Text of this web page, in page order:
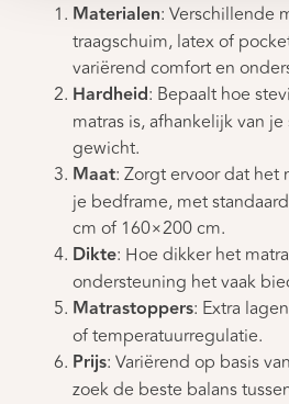
Materialen: Verschillende
traagschuim, latex of
variërend comfort en
Hardheid: Bepaalt hoe
matras is, afhankelijk van
gewicht.
Maat: Zorgt ervoor dat het
je bedframe, met
cm of 160×200 cm.
Dikte: Hoe dikker het
ondersteuning het vaak
Matrastoppers: Extra
of temperatuurregulatie.
Prijs: Variërend op basis
zoek de beste balans